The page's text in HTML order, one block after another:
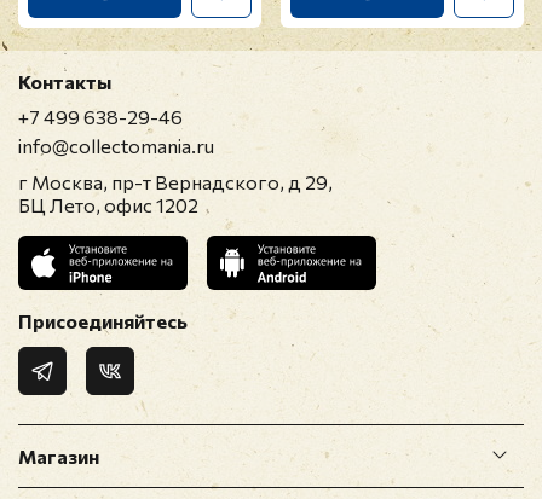
Магазин
Контакты
+7 499 638-29-46
info@collectomania.ru
г Москва, пр-т Вернадского, д 29,
БЦ Лето, офис 1202
Присоединяйтесь